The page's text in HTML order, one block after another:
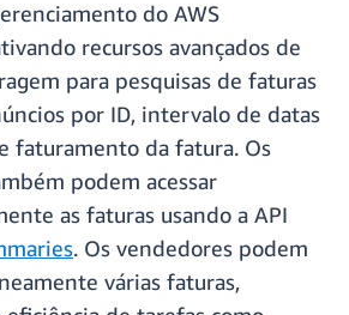
do AWS
recursos avançados de
para pesquisas de faturas
por ID, intervalo de datas
faturamento da fatura. Os
podem acessar
as faturas usando a API
. Os vendedores podem
várias faturas,